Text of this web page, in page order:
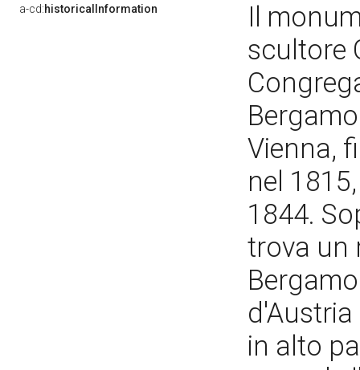
a-cd:historicalInformation
Il
scultore
Vienna,
nel
1844.
trova un
in alto